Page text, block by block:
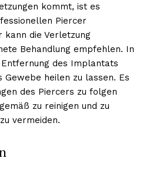
kommt, ist es
Piercer
kann die Verletzung
Behandlung empfehlen. In
des Implantats
heilen zu lassen. Es
des Piercers zu folgen
zu reinigen und zu
vermeiden.